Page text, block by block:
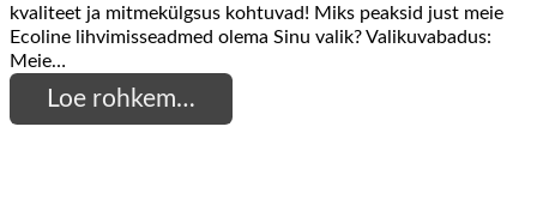
kvaliteet ja mitmekülgsus kohtuvad! Miks peaksid just meie
Ecoline lihvimisseadmed olema Sinu valik? Valikuvabadus:
Meie…
Loe rohkem…